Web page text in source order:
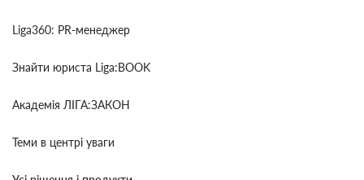
Liga360: PR-менеджер
Знайти юриста Liga:BOOK
Академія ЛІГА:ЗАКОН
Теми в центрі уваги